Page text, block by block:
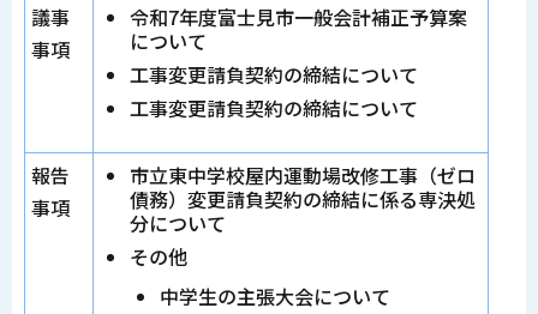
議事
事項
令和7年度富士見市一般会計補正予算案
について
工事変更請負契約の締結について
工事変更請負契約の締結について
報告
事項
市立東中学校屋内運動場改修工事（ゼロ
債務）変更請負契約の締結に係る専決処
分について
その他
中学生の主張大会について